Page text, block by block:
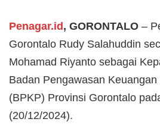
Penagar.id , GORONTALO –
Gorontalo Rudy Salahuddin
Mohamad Riyanto sebagai
Badan Pengawasan
(BPKP) Provinsi Gorontalo
(20/12/2024).